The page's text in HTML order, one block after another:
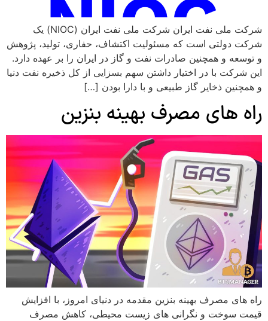
شرکت ملی نفت ایران شرکت ملی نفت ایران (NIOC) یک
شرکت دولتی است که مسئولیت اکتشاف، حفاری، تولید، پژوهش
و توسعه و همچنین صادرات نفت و گاز در ایران را بر عهده دارد.
این شرکت با در اختیار داشتن سهم بسزایی از کل ذخیره نفت دنیا
و همچنین ذخایر گاز طبیعی و با دارا بودن […]
راه های مصرف بهینه بنزین
راه های مصرف بهینه بنزین مقدمه در دنیای امروز، با افزایش
قیمت سوخت و نگرانی های زیست محیطی، کاهش مصرف